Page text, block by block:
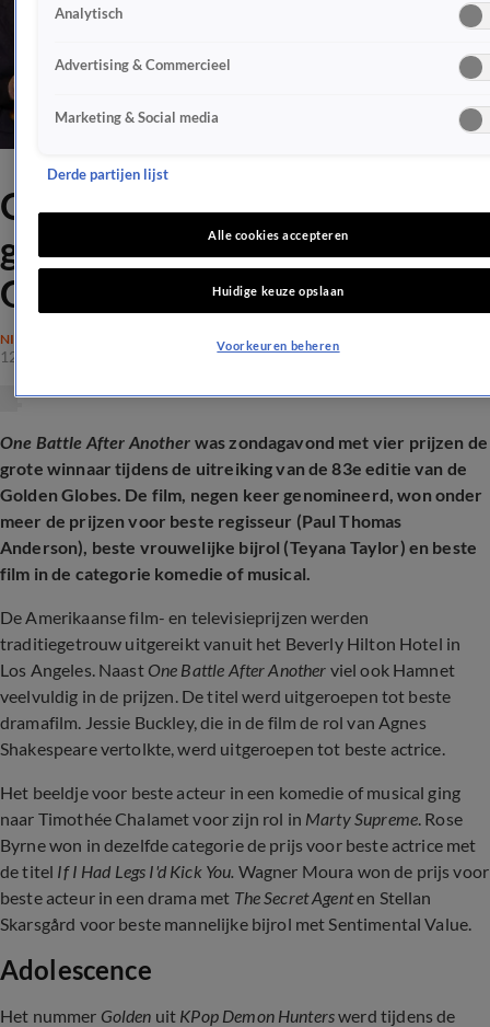
One Battle After Another
grote winnaar bij Golden
Globes
NIEUWS
12 jan 2026, 18:50
One Battle After Another was zondagavond met vier prijzen de
grote winnaar tijdens de uitreiking van de 83e editie van de
Golden Globes. De film, negen keer genomineerd, won onder
meer de prijzen voor beste regisseur (Paul Thomas
Anderson), beste vrouwelijke bijrol (Teyana Taylor) en beste
film in de categorie komedie of musical.
De Amerikaanse film- en televisieprijzen werden
traditiegetrouw uitgereikt vanuit het Beverly Hilton Hotel in
Los Angeles. Naast One Battle After Another viel ook Hamnet
veelvuldig in de prijzen. De titel werd uitgeroepen tot beste
dramafilm. Jessie Buckley, die in de film de rol van Agnes
Shakespeare vertolkte, werd uitgeroepen tot beste actrice.
Het beeldje voor beste acteur in een komedie of musical ging
naar Timothée Chalamet voor zijn rol in Marty Supreme. Rose
Byrne won in dezelfde categorie de prijs voor beste actrice met
de titel If I Had Legs I'd Kick You. Wagner Moura won de prijs voor
beste acteur in een drama met The Secret Agenten Stellan
Skarsgård voor beste mannelijke bijrol met Sentimental Value.
Adolescence
Het nummer Golden uit KPop Demon Hunterswerd tijdens de
Analytisch
Advertising & Commercieel
Marketing & Social media
Derde partijen lijst
Alle cookies accepteren
Huidige keuze opslaan
Voorkeuren beheren